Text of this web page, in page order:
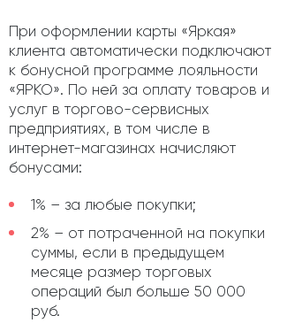
При оформлении карты «Яркая»
клиента автоматически подключают
к бонусной программе лояльности
«ЯРКО». По ней за оплату товаров и
услуг в торгово-сервисных
предприятиях, в том числе в
интернет-магазинах начисляют
бонусами:
1% – за любые покупки;
2% – от потраченной на покупки
суммы, если в предыдущем
месяце размер торговых
операций был больше 50 000
руб.